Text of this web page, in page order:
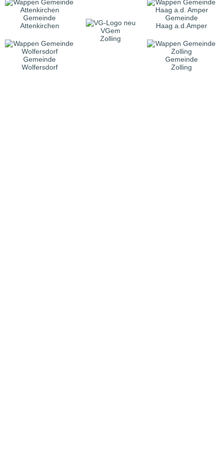
Gemeinde
Attenkirchen
VGem
Zolling
Gemeinde
Haag a.d.Amper
Gemeinde
Wolfersdorf
Gemeinde
Zolling